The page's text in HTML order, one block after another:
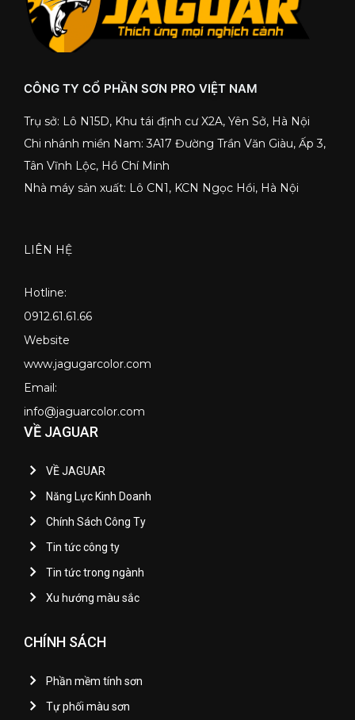
CÔNG TY CỔ PHẦN SƠN PRO VIỆT NAM
Trụ sở: Lô N15D, Khu tái định cư X2A, Yên Sở, Hà Nội
Chi nhánh miền Nam: 3A17 Đường Trần Văn Giàu, Ấp 3,
Tân Vĩnh Lộc, Hồ Chí Minh
Nhà máy sản xuất: Lô CN1, KCN Ngọc Hồi, Hà Nội
LIÊN HỆ
Hotline:
0912.61.61.66
Website
www.jagugarcolor.com
Email:
info@jaguarcolor.com
VỀ JAGUAR
VỀ JAGUAR
Năng Lực Kinh Doanh
Chính Sách Công Ty
Tin tức công ty
Tin tức trong ngành
Xu hướng màu sắc
CHÍNH SÁCH
Phần mềm tính sơn
Tự phối màu sơn